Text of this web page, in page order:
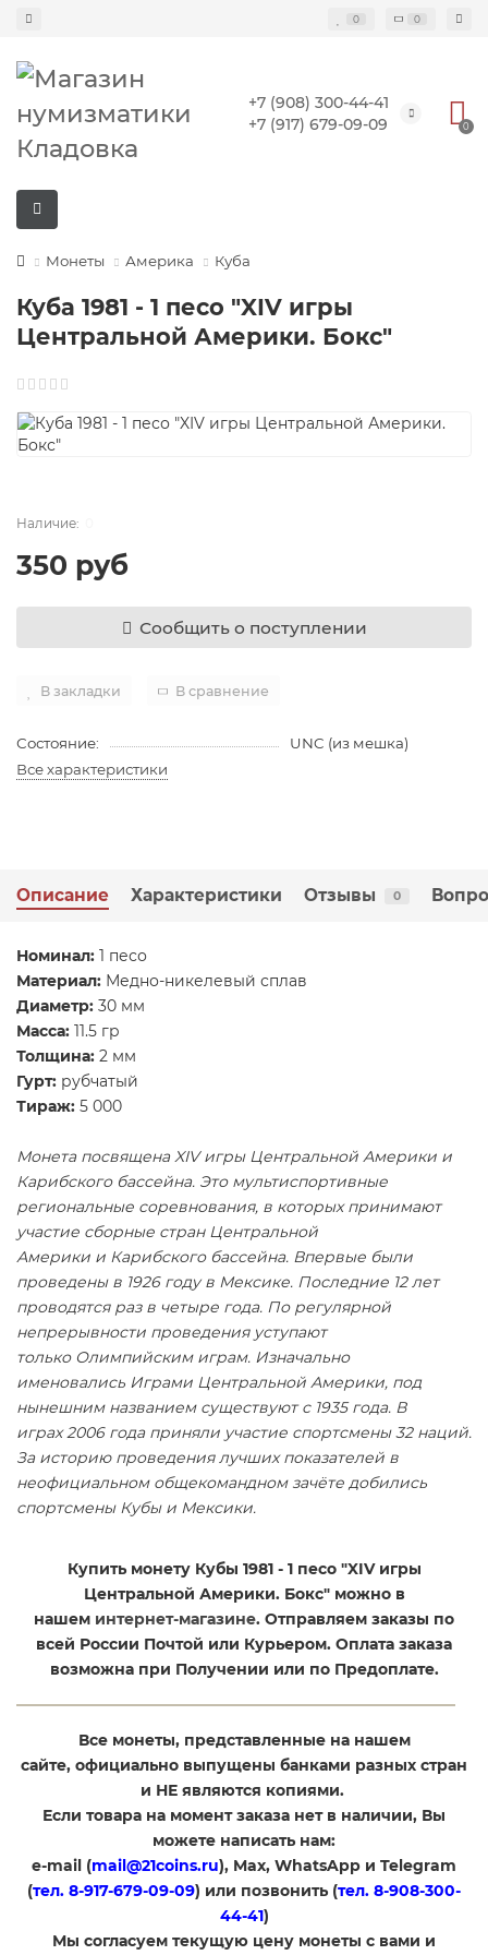
0 0
+7 (908) 300-44-41
+7 (917) 679-09-09
0
Монеты Америка Куба
Куба 1981 - 1 песо "XIV игры
Центральной Америки. Бокс"
350 руб
Сообщить о поступлении
В закладки В сравнение
Состояние:
UNC (из мешка)
Все характеристики
Описание Характеристики Отзывы 0
Номинал: 1 песо
Материал: Медно-никелевый сплав
Диаметр: 30 мм
Масса: 11.5 гр
Толщина: 2 мм
Гурт: рубчатый
Тираж: 5 000
Монета посвящена XIV игры Центральной Америки и
Карибского бассейна. Это мультиспортивные
региональные соревнования, в которых принимают
участие сборные стран Центральной
Америки и Карибского бассейна. Впервые были
проведены в 1926 году в Мексике. Последние 12 лет
проводятся раз в четыре года. По регулярной
непрерывности проведения уступают
только Олимпийским играм. Изначально
именовались Играми Центральной Америки, под
нынешним названием существуют с 1935 года. В
играх 2006 года приняли участие спортсмены 32 наций.
За историю проведения лучших показателей в
неофициальном общекомандном зачёте добились
спортсмены Кубы и Мексики.
Купить монету Кубы 1981 - 1 песо "XIV игры
Центральной Америки. Бокс" можно в
нашем интернет-магазине. Отправляем заказы по
всей России Почтой или Курьером. Оплата заказа
возможна при Получении или по Предоплате.
Все монеты, представленные на нашем
сайте, официально выпущены банками разных стран
и НЕ являются копиями.
Если товара на момент заказа нет в наличии, Вы
можете написать нам:
e-mail (mail@21coins.ru), Max, WhatsApp и Telegram
(тел. 8-917-679-09-09) или позвонить (тел. 8-908-300-
44-41)
​Мы согласуем текущую цену монеты с вами и